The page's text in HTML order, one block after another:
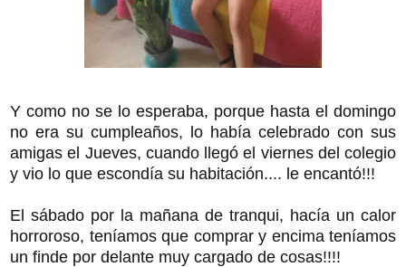
Y como no se lo esperaba, porque hasta el domingo
no era su cumpleaños, lo había celebrado con sus
amigas el Jueves, cuando llegó el viernes del colegio
y vio lo que escondía su habitación.... le encantó!!!
El sábado por la mañana de tranqui, hacía un calor
horroroso, teníamos que comprar y encima teníamos
un finde por delante muy cargado de cosas!!!!